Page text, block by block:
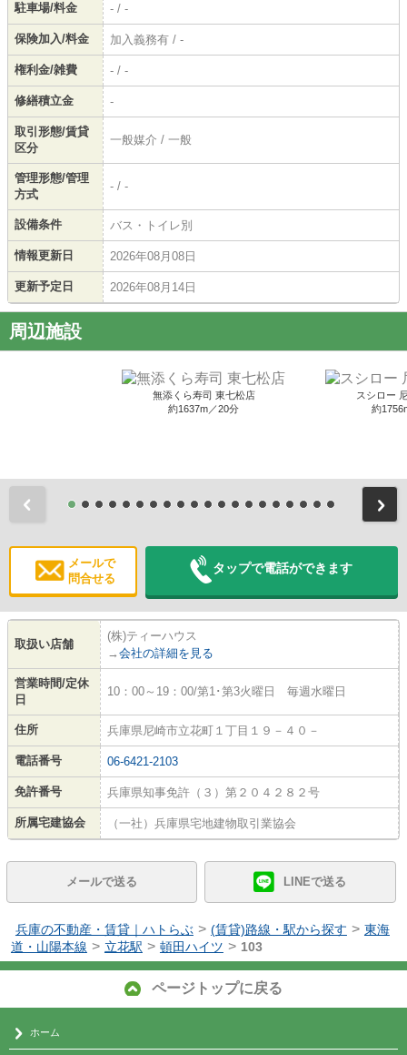
駐車場/料金 - / -
保険加入/料金 加入義務有 / -
権利金/雑費 - / -
修繕積立金 -
取引形態/賃貸
区分
一般媒介 / 一般
管理形態/管理
方式
- / -
設備条件 バス・トイレ別
情報更新日 2026年08月08日
更新予定日 2026年08月14日
周辺施設
無添くら寿司 東七松店
約1637m／20分
スシロー
約
メールで
問合せる
タップで電話ができます
取扱い店舗
(株)ティーハウス
→ 会社の詳細を見る
営業時間/定休
日
10：00～19：00/第1･第3火曜日 毎週水曜日
住所 兵庫県尼崎市立花町１丁目１９－４０－
電話番号 06-6421-2103
免許番号 兵庫県知事免許（３）第２０４２８２号
所属宅建協会 （一社）兵庫県宅地建物取引業協会
メールで送る LINEで送る
兵庫の不動産・賃貸｜ハトらぶ > (賃貸)路線・駅から探す > 東海
道・山陽本線 > 立花駅 > 頓田ハイツ > 103
ページトップに戻る
ホーム